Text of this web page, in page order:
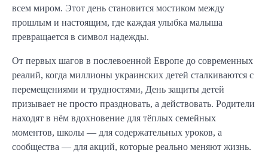
всем миром. Этот день становится мостиком между
прошлым и настоящим, где каждая улыбка малыша
превращается в символ надежды.
От первых шагов в послевоенной Европе до современных
реалий, когда миллионы украинских детей сталкиваются с
перемещениями и трудностями, День защиты детей
призывает не просто праздновать, а действовать. Родители
находят в нём вдохновение для тёплых семейных
моментов, школы — для содержательных уроков, а
сообщества — для акций, которые реально меняют жизнь.